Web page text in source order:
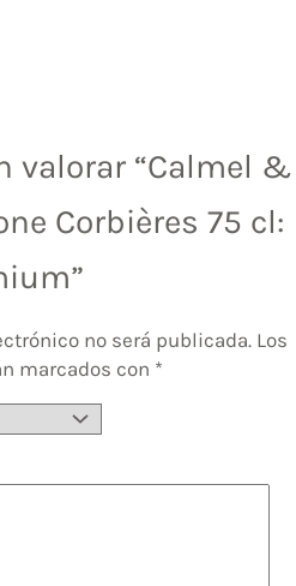
valorar “Calmel &
Corbières 75 cl:
no será publicada. Los
marcados con *